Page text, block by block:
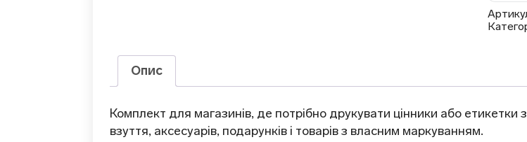
Опис
Комплект для магазинів, де потрібно друкувати цінники або
взуття, аксесуарів, подарунків і товарів з власним маркуванням.